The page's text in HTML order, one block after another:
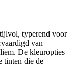
typerend voor
van
De kleuropties
tinten die de